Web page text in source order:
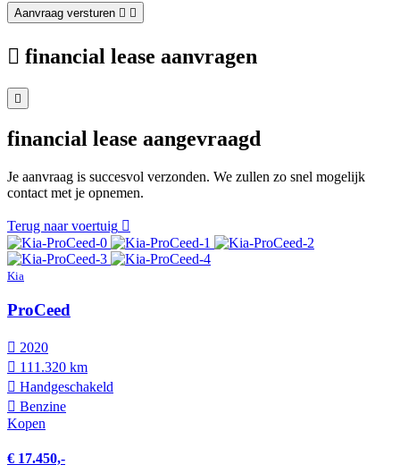
Aanvraag versturen
financial lease aanvragen
financial lease aangevraagd
Je aanvraag is succesvol verzonden. We zullen zo snel mogelijk
contact met je opnemen.
Terug naar voertuig
Kia
ProCeed
2020
111.320 km
Hand­geschakeld
Benzine
Kopen
€ 17.450,-